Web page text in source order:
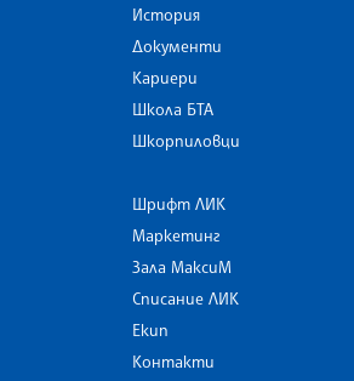
История
Документи
Кариери
Школа БТА
Шкорпиловци
Шрифт ЛИК
Маркетинг
Зала МаксиМ
Списание ЛИК
Екип
Контакти